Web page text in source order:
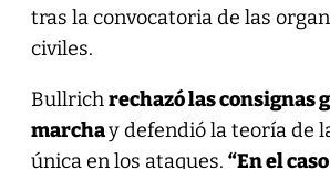
tras la convocatoria de las
civiles.
Bullrichrechazó las consignas
marchay defendió la teoría de
única en los ataques. “En el